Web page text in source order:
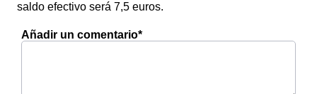
saldo efectivo será 7,5 euros.
Añadir un comentario*